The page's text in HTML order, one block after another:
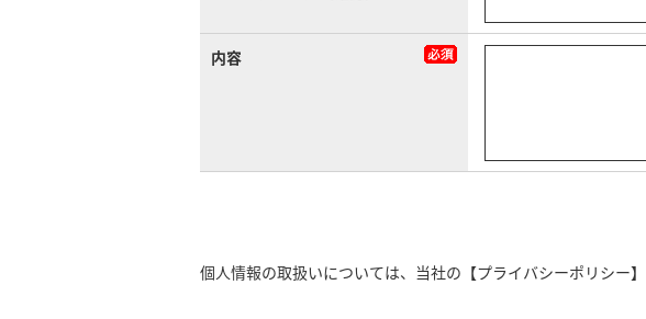
内容
個人情報の取扱いについては、当社の 【プライバシーポリシー】